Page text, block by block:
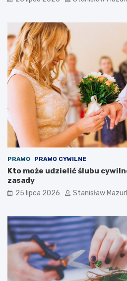
PRAWO PRAWO CYWILNE
Kto może udzielić ślubu
zasady
25 lipca 2026 Stanisław